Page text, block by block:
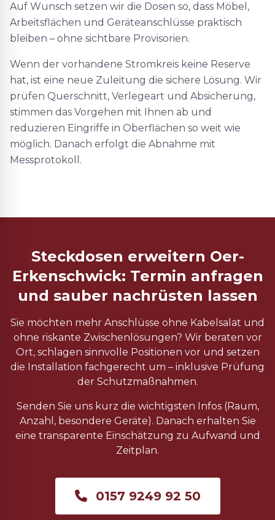
Auf Wunsch setzen wir die Dosen so, dass Möbel,
Arbeitsflächen und Geräteanschlüsse praktisch
bleiben – ohne sichtbare Provisorien.
Wenn der vorhandene Stromkreis keine Reserve
hat, ist eine neue Zuleitung die sichere Lösung. Wir
prüfen Querschnitt, Verlegeart und Absicherung,
stimmen das Vorgehen mit Ihnen ab und
reduzieren Eingriffe in Oberflächen so weit wie
möglich. Danach erfolgt die Abnahme mit
Messprotokoll.
Steckdosen erweitern Oer-
Erkenschwick: Termin anfragen
und sauber nachrüsten lassen
Sie möchten mehr Anschlüsse ohne Kabelsalat und
ohne riskante Zwischenlösungen? Wir beraten vor
Ort, schlagen sinnvolle Positionen vor und setzen
die Installation fachgerecht um – inklusive Prüfung
der Schutzmaßnahmen.
Senden Sie uns kurz die wichtigsten Infos (Raum,
Anzahl, besondere Geräte). Danach erhalten Sie
eine transparente Einschätzung zu Aufwand und
Zeitplan.
0157 9249 92 50